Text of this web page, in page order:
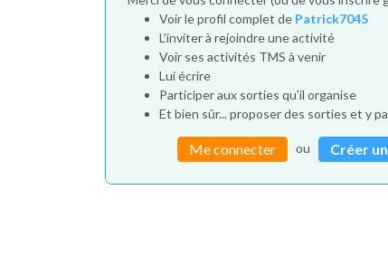
Voir le profil complet de Patrick7045
L'inviter à rejoindre une activité
Voir ses activités TMS à venir
Lui écrire
Participer aux sorties qu'il organise
Et bien sûr... proposer des sorties et y
Me connecter ou Créer